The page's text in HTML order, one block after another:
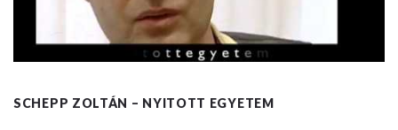
SCHEPP ZOLTÁN – NYITOTT EGYETEM